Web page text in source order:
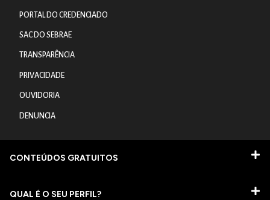
PORTAL DO CREDENCIADO
SAC DO SEBRAE
TRANSPARÊNCIA
PRIVACIDADE
OUVIDORIA
DENUNCIA
CONTEÚDOS GRATUITOS
QUAL É O SEU PERFIL?